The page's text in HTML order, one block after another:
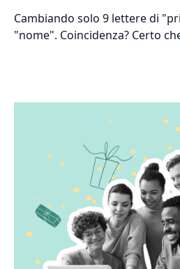
Cambiando solo 9 lettere di
"nome". Coincidenza? Certo